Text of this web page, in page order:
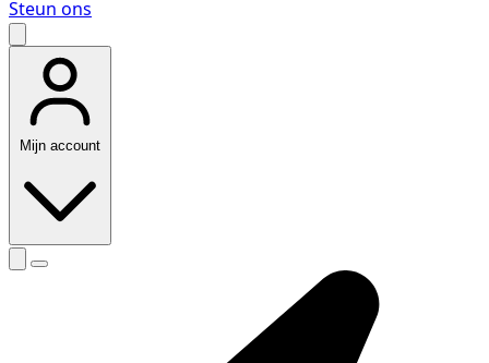
Steun ons
Mijn account